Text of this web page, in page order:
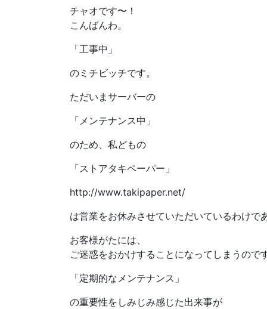
チャオです〜！
こんばんわ。
「工事中」
のミチビッチです。
ただいまサーバーの
「メンテナンス中」
のため、私どもの
「ストアタキペーパー」
http://www.takipaper.net/
は営業をお休みさせていただいているわけで
お客様がたには、
ご迷惑をおかけすることになってしまうのです
「定期的なメンテナンス」
の重要性をしみじみ感じた出来事が